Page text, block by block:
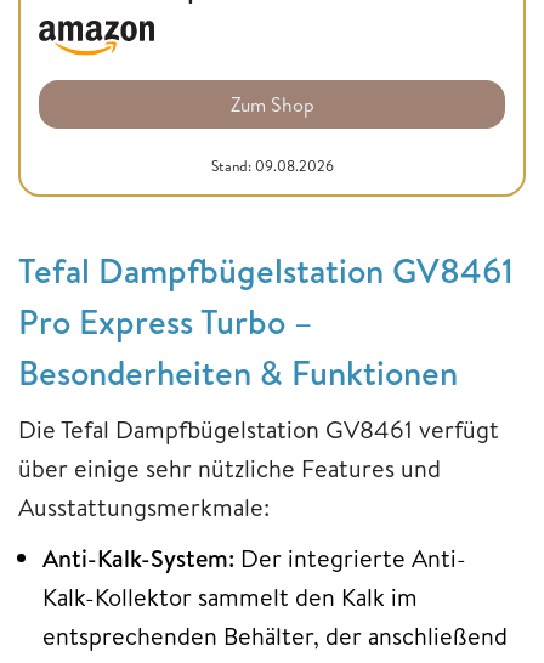
Zum Shop
Stand: 09.08.2026
Tefal Dampfbügelstation GV8461
Pro Express Turbo –
Besonderheiten & Funktionen
Die Tefal Dampfbügelstation GV8461 verfügt
über einige sehr nützliche Features und
Ausstattungsmerkmale:
Anti-Kalk-System: Der integrierte Anti-
Kalk-Kollektor sammelt den Kalk im
entsprechenden Behälter, der anschließend